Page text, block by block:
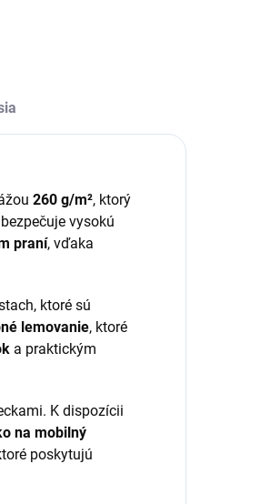
260 g/m², ktorý
vysokú
praní, vďaka
ktoré sú
lemovanie, ktoré
a praktickým
K dispozícii
na mobilný
poskytujú